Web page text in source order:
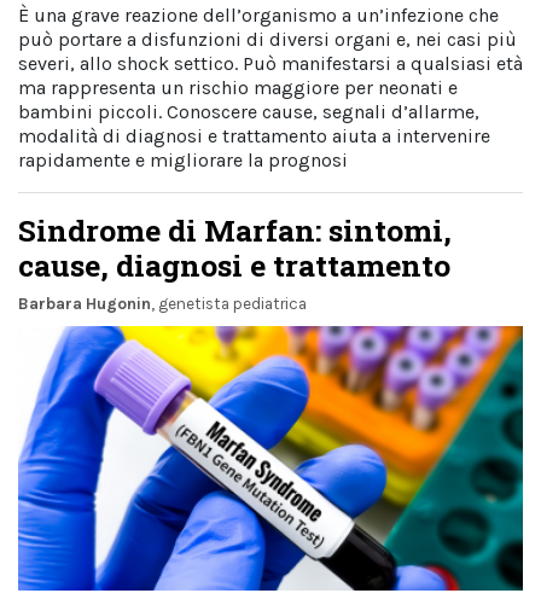
È una grave reazione dell’organismo a un’infezione che
può portare a disfunzioni di diversi organi e, nei casi più
severi, allo shock settico. Può manifestarsi a qualsiasi età
ma rappresenta un rischio maggiore per neonati e
bambini piccoli. Conoscere cause, segnali d’allarme,
modalità di diagnosi e trattamento aiuta a intervenire
rapidamente e migliorare la prognosi
Sindrome di Marfan: sintomi,
cause, diagnosi e trattamento
Barbara Hugonin , genetista pediatrica